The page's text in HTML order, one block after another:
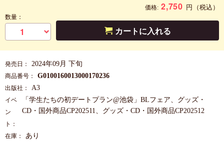
価格: 2,750 円 （税込）
数量：
カートに入れる
発売日： 2024年09月 下旬
商品番号： G0100160013000170236
出版社： A3
イベ
ン
ト：
「学生たちの初デートプラン@池袋」BLフェア、グッズ・
CD・国外商品CP202511、グッズ・CD・国外商品CP202512
在庫： あり